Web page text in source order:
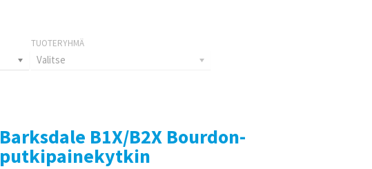
Valitse
Barksdale B1X/B2X Bourdon-
putkipainekytkin